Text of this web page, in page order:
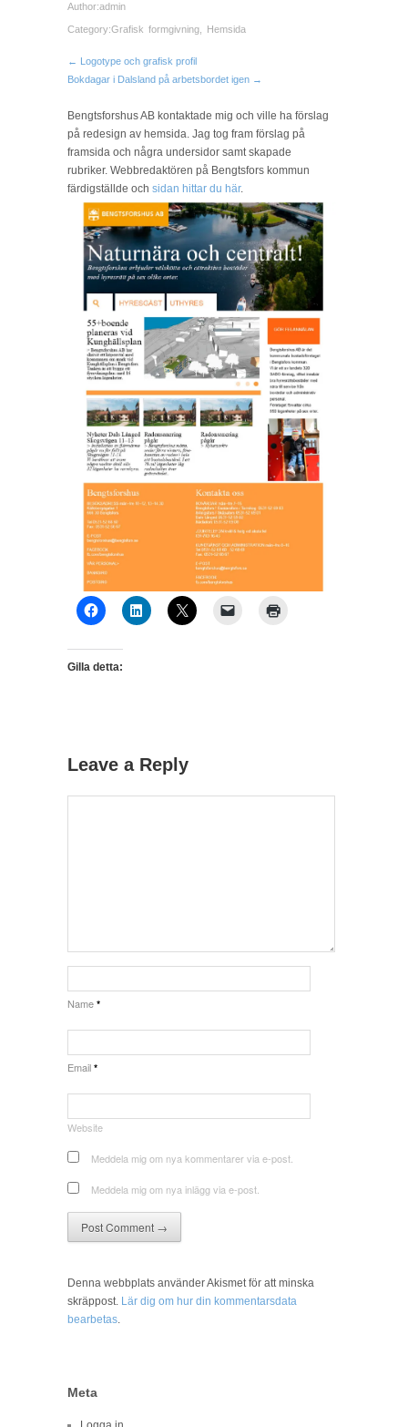
Author:admin
Category:Grafisk formgivning Hemsida
← Logotype och grafisk profil
Bokdagar i Dalsland på arbetsbordet igen →
Bengtsforshus AB kontaktade mig och ville ha förslag
på redesign av hemsida. Jag tog fram förslag på
framsida och några undersidor samt skapade
rubriker. Webbredaktören på Bengtsfors kommun
färdigställde och sidan hittar du här.
Gilla detta:
Leave a Reply
Name *
Email *
Website
Meddela mig om nya kommentarer via e-post.
Meddela mig om nya inlägg via e-post.
Denna webbplats använder Akismet för att minska
skräppost. Lär dig om hur din kommentarsdata
bearbetas.
Meta